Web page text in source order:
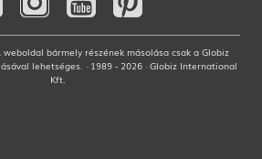
bármely részének másolása csak a Globiz
lehetséges. · 1989 - 2026 · Globiz International
Kft.